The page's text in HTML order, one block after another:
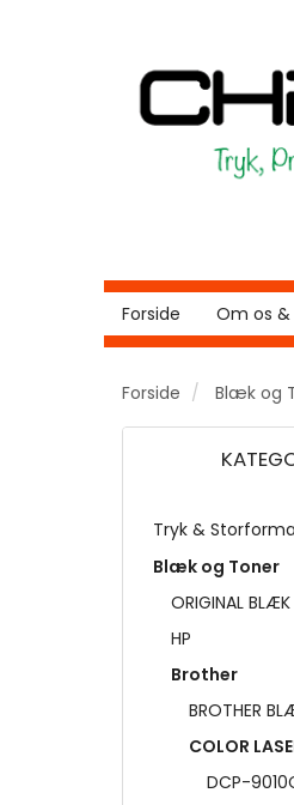
Forside Om os &
Forside Blæk og
Tryk &
Blæk og Toner
ORIGINAL BLÆK
HP
Brother
BROTHER
COLOR
DCP-